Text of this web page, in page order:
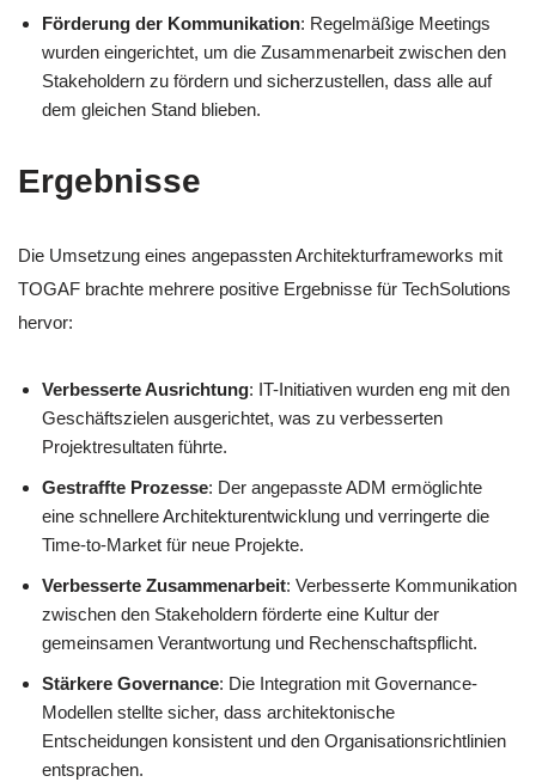
Förderung der Kommunikation: Regelmäßige Meetings
wurden eingerichtet, um die Zusammenarbeit zwischen den
Stakeholdern zu fördern und sicherzustellen, dass alle auf
dem gleichen Stand blieben.
Ergebnisse
Die Umsetzung eines angepassten Architekturframeworks mit
TOGAF brachte mehrere positive Ergebnisse für TechSolutions
hervor:
Verbesserte Ausrichtung: IT-Initiativen wurden eng mit den
Geschäftszielen ausgerichtet, was zu verbesserten
Projektresultaten führte.
Gestraffte Prozesse: Der angepasste ADM ermöglichte
eine schnellere Architekturentwicklung und verringerte die
Time-to-Market für neue Projekte.
Verbesserte Zusammenarbeit: Verbesserte Kommunikation
zwischen den Stakeholdern förderte eine Kultur der
gemeinsamen Verantwortung und Rechenschaftspflicht.
Stärkere Governance: Die Integration mit Governance-
Modellen stellte sicher, dass architektonische
Entscheidungen konsistent und den Organisationsrichtlinien
entsprachen.